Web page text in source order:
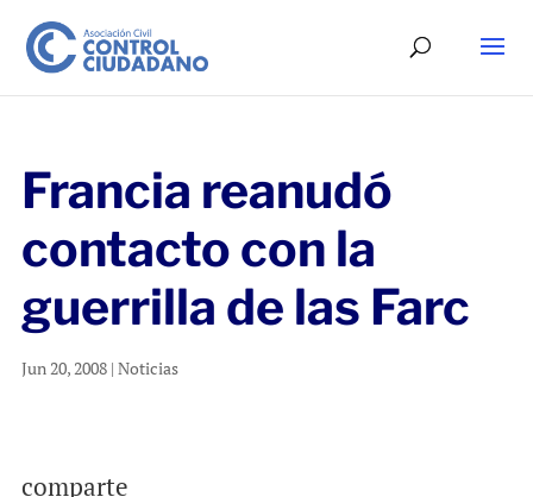
Francia reanudó
contacto con la
guerrilla de las Farc
Jun 20, 2008| Noticias
comparte